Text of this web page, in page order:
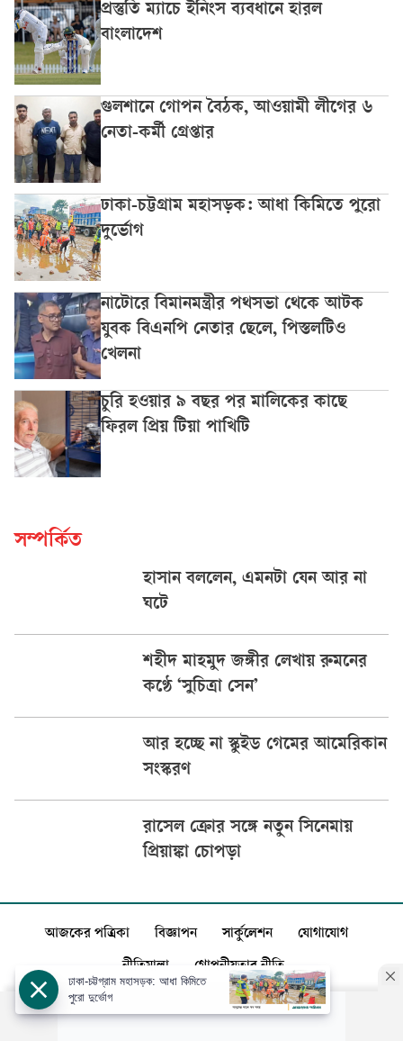
প্রস্তুতি ম্যাচে ইনিংস ব্যবধানে হারল
বাংলাদেশ
গুলশানে গোপন বৈঠক, আওয়ামী লীগের ৬
নেতা-কর্মী গ্রেপ্তার
ঢাকা-চট্টগ্রাম মহাসড়ক: আধা কিমিতে পুরো
দুর্ভোগ
নাটোরে বিমানমন্ত্রীর পথসভা থেকে আটক
যুবক বিএনপি নেতার ছেলে, পিস্তলটিও
খেলনা
চুরি হওয়ার ৯ বছর পর মালিকের কাছে
ফিরল প্রিয় টিয়া পাখিটি
সম্পর্কিত
হাসান বললেন, এমনটা যেন আর না
ঘটে
শহীদ মাহমুদ জঙ্গীর লেখায় রুমনের
কণ্ঠে ‘সুচিত্রা সেন’
আর হচ্ছে না স্কুইড গেমের আমেরিকান
সংস্করণ
রাসেল ক্রোর সঙ্গে নতুন সিনেমায়
প্রিয়াঙ্কা চোপড়া
আজকের পত্রিকা বিজ্ঞাপন সার্কুলেশন যোগাযোগ
নীতিমালা গোপনীয়তার নীতি
ঢাকা-চট্টগ্রাম মহাসড়ক: আধা কিমিতে
পুরো দুর্ভোগ